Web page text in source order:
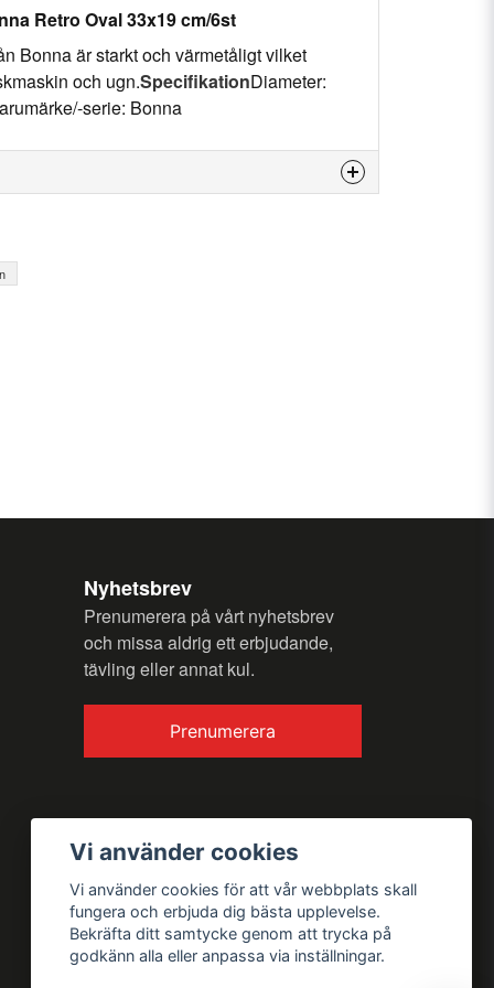
Retro Oval 33x19 cm/6st
Bonna är starkt och värmetåligt vilket
och ugn.SpecifikationDiameter:
serie: Bonna
Skicka fråga
Nyhetsbrev
Prenumerera på vårt nyhetsbrev
och missa aldrig ett erbjudande,
tävling eller annat kul.
Prenumerera
Vi använder cookies
Vi använder cookies för att vår webbplats skall
fungera och erbjuda dig bästa upplevelse.
Bekräfta ditt samtycke genom att trycka på
godkänn alla eller anpassa via inställningar.